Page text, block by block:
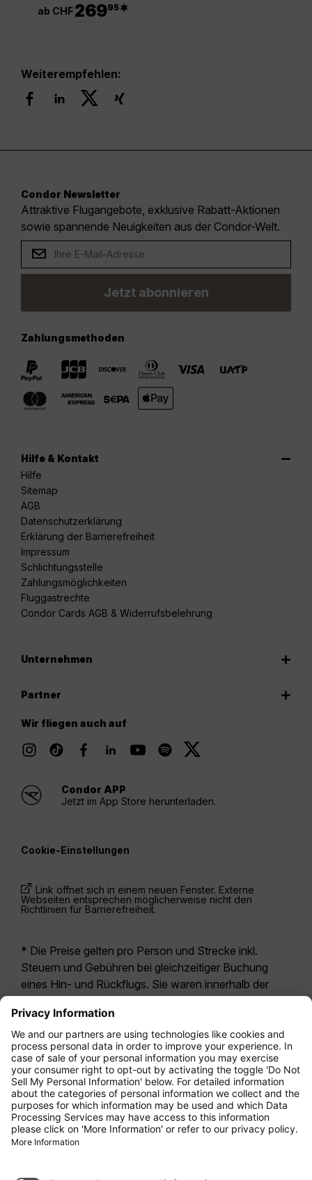
ab CHF26995*
Weiterempfehlen:
Condor Newsletter
Attraktive Flugangebote, exklusive Rabatt-Aktionen
sowie spannende Neuigkeiten aus der Condor-Welt.
Jetzt abonnieren
Zahlungsmethoden
Hilfe & Kontakt
Hilfe
Sitemap
AGB
Datenschutzerklärung
Erklärung der Barrierefreiheit
Impressum
Schlichtungsstelle
Zahlungsmöglichkeiten
Fluggastrechte
Condor Cards AGB & Widerrufsbelehrung
Unternehmen
Partner
Wir fliegen auch auf
Condor APP
Jetzt im App Store herunterladen.
Cookie-Einstellungen
Link öffnet sich in einem neuen Fenster. Externe
Webseiten entsprechen möglicherweise nicht den
Richtlinien für Barrierefreiheit.
* Die Preise gelten pro Person und Strecke inkl.
Steuern und Gebühren bei gleichzeitiger Buchung
eines Hin- und Rückflugs. Sie waren innerhalb der
letzten 24 Stunden verfügbar und sind
möglicherweise nicht mehr aktuell. Bei den für die
Economy Class angegebenen Tarifen handelt es
sich i.d.R. um Economy Zero, unsere restriktivste
Tarifoption. Es können hierfür zusätzliche Gebühren
fürAufgabegepäck oder für andere optionale
Leistungen anfallen. Es gelten dieAllgemeinen
Geschäftsbedingungen .